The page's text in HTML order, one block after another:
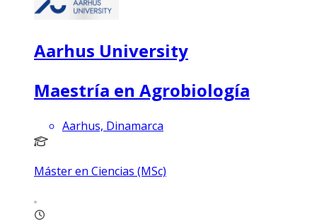
Aarhus University
Maestría en Agrobiología
Aarhus, Dinamarca
Máster en Ciencias (MSc)